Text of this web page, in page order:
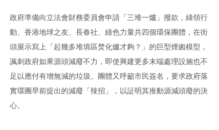
政府準備向立法會財務委員會申請「三堆一爐」撥款，綠領行
動、香港地球之友、長春社、綠色力量共四個環保團體，在街
頭展示寫上「起幾多堆填區焚化爐才夠？」的巨型煙囪模型，
諷刺政府如果源頭減廢不力，即使興建更多末端處理設施也不
足以應付有增無減的垃圾。團體又呼籲市民簽名，要求政府落
實環團早前提出的減廢「辣招」，以証明其推動源減頭廢的決
心。